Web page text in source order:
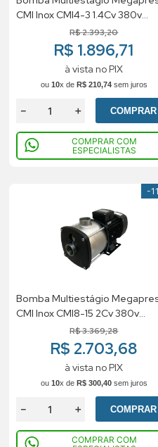
CMI Inox CMI4-3 1.4Cv 380v
R$2.393,20
R$ 1.896,71
à vista no PIX
ou 10x de R$ 210,74sem juros
＋
－ COMPRAR
COMPRAR COM
ESPECIALISTAS
-
Bomba Multiestágio
CMI Inox CMI8-15 2Cv 380v
R$3.369,28
R$ 2.703,68
à vista no PIX
ou 10x de R$ 300,40sem juros
＋
－ COMPRAR
COMPRAR COM